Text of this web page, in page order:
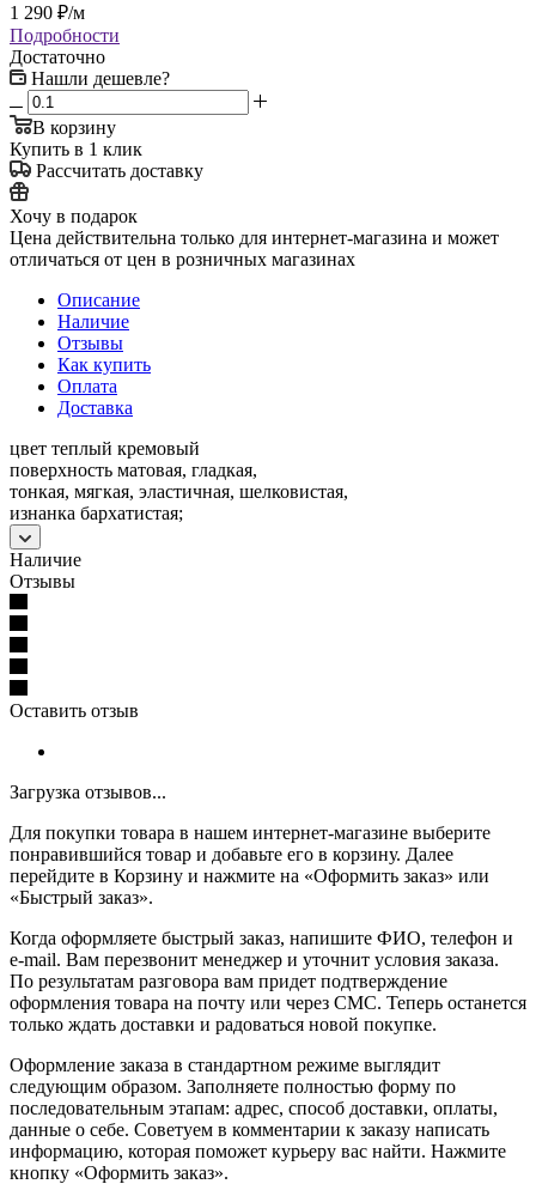
1 290 ₽/м
Подробности
Достаточно
Нашли дешевле?
В корзину
Купить в 1 клик
Рассчитать доставку
Хочу в подарок
Цена действительна только для интернет-магазина и может
отличаться от цен в розничных магазинах
Описание
Наличие
Отзывы
Как купить
Оплата
Доставка
цвет теплый кремовый
поверхность матовая, гладкая,
тонкая, мягкая, эластичная, шелковистая,
изнанка бархатистая;
Наличие
Отзывы
Оставить отзыв
Загрузка отзывов...
Для покупки товара в нашем интернет-магазине выберите
понравившийся товар и добавьте его в корзину. Далее
перейдите в Корзину и нажмите на «Оформить заказ» или
«Быстрый заказ».
Когда оформляете быстрый заказ, напишите ФИО, телефон и
e-mail. Вам перезвонит менеджер и уточнит условия заказа.
По результатам разговора вам придет подтверждение
оформления товара на почту или через СМС. Теперь останется
только ждать доставки и радоваться новой покупке.
Оформление заказа в стандартном режиме выглядит
следующим образом. Заполняете полностью форму по
последовательным этапам: адрес, способ доставки, оплаты,
данные о себе. Советуем в комментарии к заказу написать
информацию, которая поможет курьеру вас найти. Нажмите
кнопку «Оформить заказ».